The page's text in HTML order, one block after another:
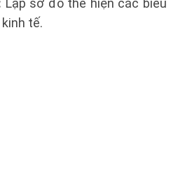
Lập sơ đồ thể hiện các biểu
tế.